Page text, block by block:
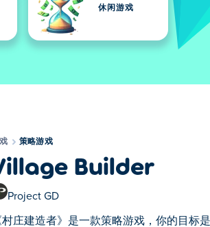
休闲游戏
策略游戏
Builder
Project GD
村庄建造者》是一款策略游戏，你的目标